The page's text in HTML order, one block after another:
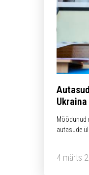
Möödunud
autasude
4 märts